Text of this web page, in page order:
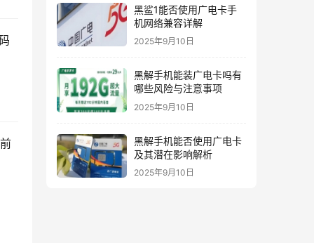
黑鲨1能否使用广电卡手
机网络兼容详解
2025年9月10日
黑解手机能装广电卡吗有
哪些风险与注意事项
2025年9月10日
黑解手机能否使用广电卡
及其潜在影响解析
2025年9月10日